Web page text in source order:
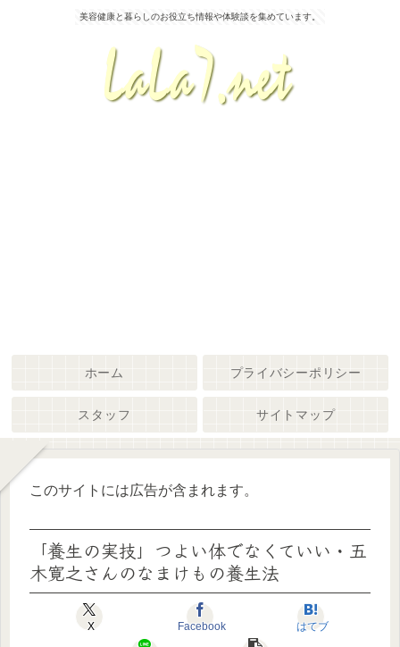
美容健康と暮らしのお役立ち情報や体験談を集めています。
ホーム プライバシーポリシー
スタッフ サイトマップ
このサイトには広告が含まれます。
「養生の実技」つよい体でなくていい・五
木寛之さんのなまけもの養生法
X Facebook はてブ